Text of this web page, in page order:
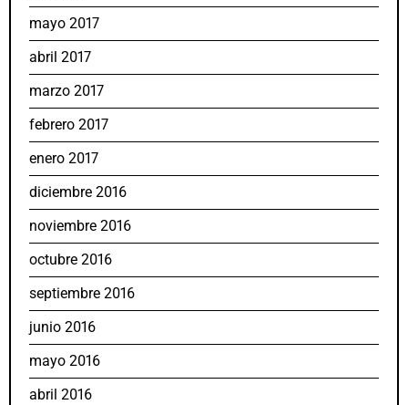
mayo 2017
abril 2017
marzo 2017
febrero 2017
enero 2017
diciembre 2016
noviembre 2016
octubre 2016
septiembre 2016
junio 2016
mayo 2016
abril 2016